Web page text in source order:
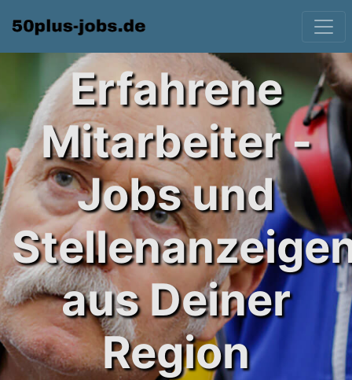
Erfahrene
Mitarbeiter -
Jobs und
aus Deiner
Region